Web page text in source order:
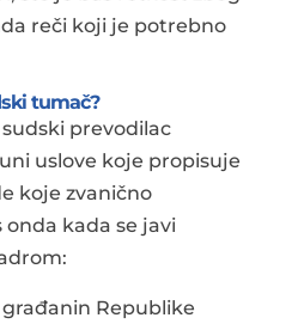
reči koji je potrebno
tumač?
prevodilac
uslove koje propisuje
koje zvanično
kada se javi
Republike